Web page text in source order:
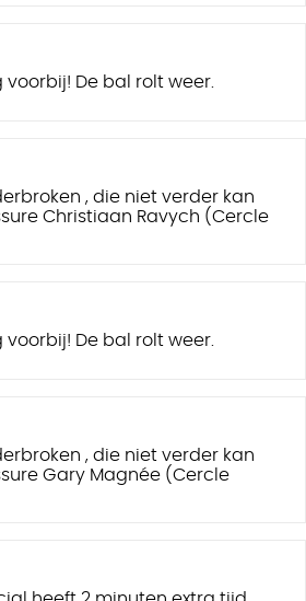
De bal rolt weer.
, die niet verder kan
Christiaan Ravych (Cercle
De bal rolt weer.
, die niet verder kan
Gary Magnée (Cercle